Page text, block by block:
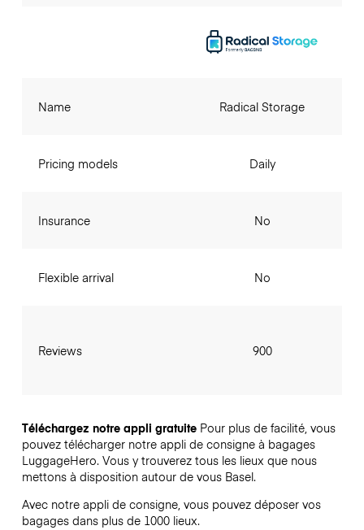
Name
Pricing models
Insurance
Flexible arrival
Reviews
Radical Storage
Daily
No
No
900
Téléchargez notre appli gratuite Pour plus de facilité, vous
pouvez télécharger notre appli de consigne à bagages
LuggageHero. Vous y trouverez tous les lieux que nous
mettons à disposition autour de vous Basel.
Avec notre appli de consigne, vous pouvez déposer vos
bagages dans plus de 1000 lieux.